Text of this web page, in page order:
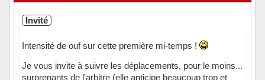
Invité
Intensité de ouf sur cette première mi-temps !
Je vous invite à suivre les déplacements, pour le moins...
surprenants de l'arbitre (elle anticipe beaucoup trop et